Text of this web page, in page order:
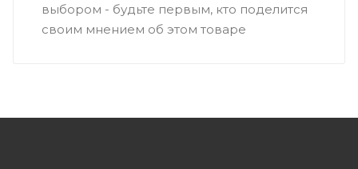
выбором - будьте первым, кто поделится
своим мнением об этом товаре